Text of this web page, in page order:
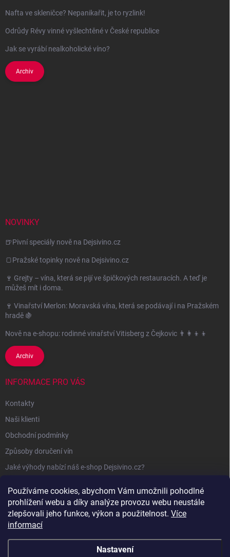
Používáme cookies, abychom Vám umožnili pohodlné
prohlížení webu a díky analýze provozu webu neustále
zlepšovali jeho funkce, výkon a použitelnost. Více
informací
Nastavení
Nafta ve skleničce? Nepanikařit, je to ryzlink!
Odrůdy Révy vinné vyšlechtěné v České republice
Jak se vyrábí nealkoholické víno?
Archiv
NOVINKY
🍺Pivní speciály nově na Dejsivino.cz
🍞Pražské topinky nově na Dejsivino.cz
🍷 Grejty – vína, která se pijí ve špičkových restauracích. A teď je
můžeš mít i doma.
🍷 Vinařství Merlon: Moravská vína, která se podávají i na Pražském
hradě 🍇
Nově na e-shopu: rodinné vinařství Vitisberg z Čejkovic 👨‍👩‍👦‍👦
Archiv
INFORMACE PRO VÁS
Kontakty
Naši klienti
Obchodní podmínky
Způsoby doručení vín
Jaké výhody nabízí náš e-shop Dejsivino.cz?